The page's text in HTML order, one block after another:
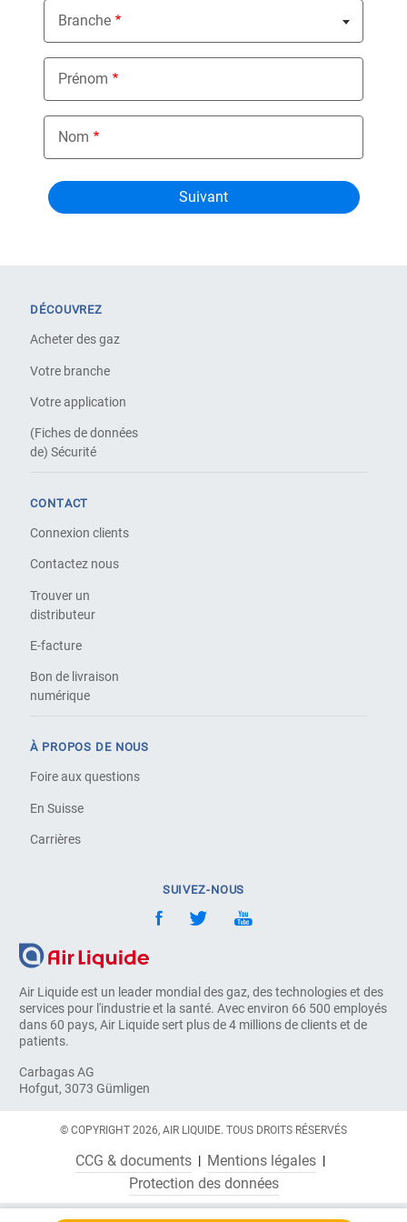
Branche
Nothing selected
Prénom
Nom
Air Liquide est un leader mondial des gaz, des technologies et des
services pour l'industrie et la santé. Avec environ 66 500 employés
dans 60 pays, Air Liquide sert plus de 4 millions de clients et de
patients.
Carbagas AG
Hofgut, 3073 Gümligen
DÉCOUVREZ
Acheter des gaz
Votre branche
Votre application
(Fiches de données
de) Sécurité
CONTACT
Connexion clients
Contactez nous
Trouver un
distributeur
E-facture
Bon de livraison
numérique
À PROPOS DE NOUS
Foire aux questions
En Suisse
Carrières
SUIVEZ-NOUS
© COPYRIGHT 2026, AIR LIQUIDE. TOUS DROITS RÉSERVÉS
CCG & documents
Mentions légales
Protection des données